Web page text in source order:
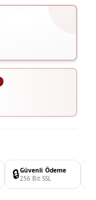
🔒Güvenli Ödeme
256 Bit SSL